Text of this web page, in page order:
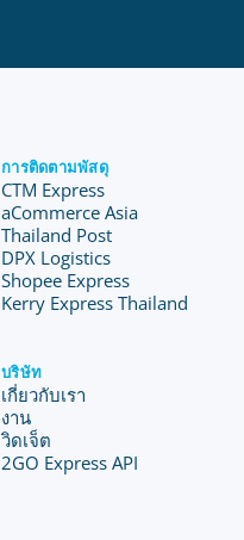
การติดตามพัสดุ
CTM Express
aCommerce Asia
Thailand Post
DPX Logistics
Shopee Express
Kerry Express Thailand
บริษัท
เกี่ยวกับเรา
งาน
วิดเจ็ต
2GO Express API